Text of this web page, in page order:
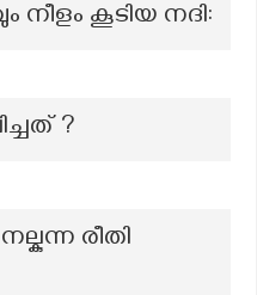
നീളം കൂടിയ നദി:
?
രീതി